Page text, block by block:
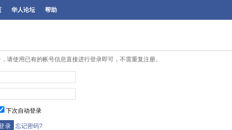
华人论坛 帮助
请使用已有的帐号信息直接进行登录即可，不需重复注册。
下次自动登录
忘记密码?